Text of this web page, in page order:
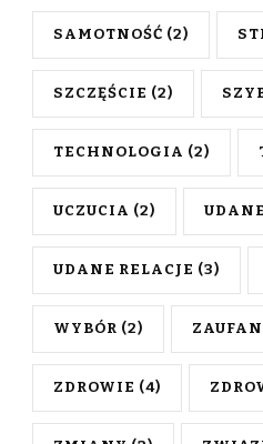
SAMOTNOŚĆ (2)
SZCZĘŚCIE (2)
TECHNOLOGIA (2)
UCZUCIA (2)
UDANE RELACJE (3)
WYBÓR (2)
ZDROWIE (4)